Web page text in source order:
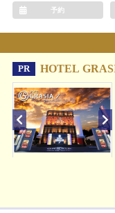
予約
PR HOTEL